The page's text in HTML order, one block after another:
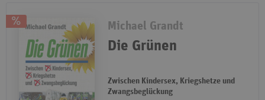
Michael Grandt
Die Grünen
Zwischen Kindersex, Kriegshetze und
Zwangsbeglückung